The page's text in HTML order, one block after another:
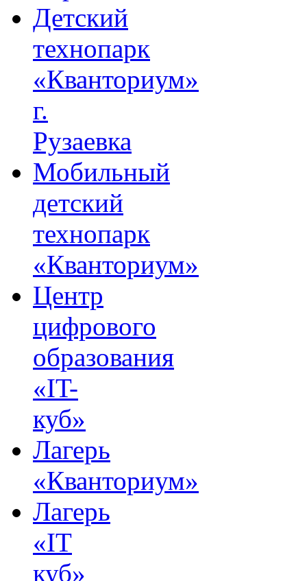
Детский
технопарк
«Кванториум»
г.
Рузаевка
Мобильный
детский
технопарк
«Кванториум»
Центр
цифрового
образования
«IT-
куб»
Лагерь
«Кванториум»
Лагерь
«IT
куб»